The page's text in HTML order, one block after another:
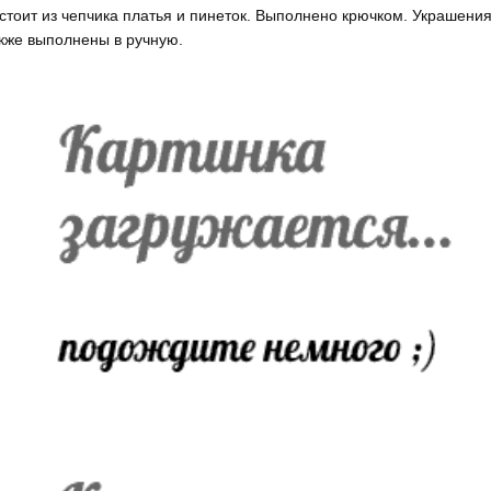
из чепчика платья и пинеток. Выполнено крючком. Украшения
выполнены в ручную.